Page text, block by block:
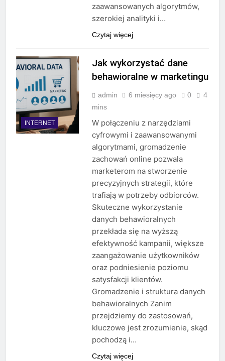
zaawansowanych algorytmów,
szerokiej analityki i…
Czytaj więcej
INTERNET
Jak wykorzystać dane
behawioralne w marketingu
admin 6 miesięcy ago 0
4
mins
W połączeniu z narzędziami
cyfrowymi i zaawansowanymi
algorytmami, gromadzenie
zachowań online pozwala
marketerom na stworzenie
precyzyjnych strategii, które
trafiają w potrzeby odbiorców.
Skuteczne wykorzystanie
danych behawioralnych
przekłada się na wyższą
efektywność kampanii, większe
zaangażowanie użytkowników
oraz podniesienie poziomu
satysfakcji klientów.
Gromadzenie i struktura danych
behawioralnych Zanim
przejdziemy do zastosowań,
kluczowe jest zrozumienie, skąd
pochodzą i…
Czytaj więcej